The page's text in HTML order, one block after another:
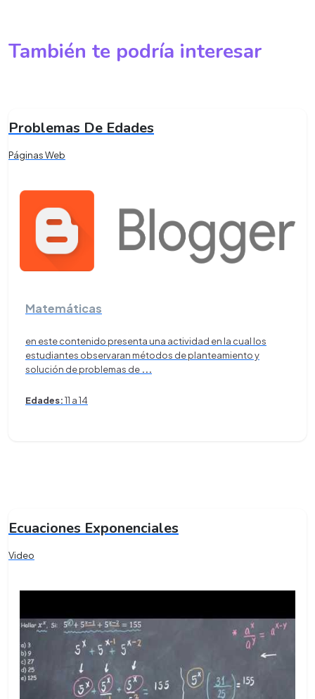
También te podría interesar
Problemas De Edades
Páginas Web
Matemáticas
en este contenido presenta una actividad en la cual los
estudiantes observaran métodos de planteamiento y
solución de problemas de ...
Edades:11 a 14
Ecuaciones Exponenciales
Video